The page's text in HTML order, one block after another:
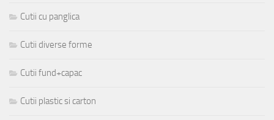
Cutii cu panglica
Cutii diverse forme
Cutii fund+capac
Cutii plastic si carton